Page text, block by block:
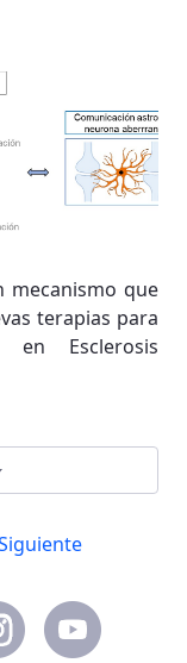
mecanismo que
terapias para
en Esclerosis